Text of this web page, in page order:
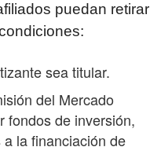
puedan retirar
sea titular.
del Mercado
fondos de inversión,
la financiación de